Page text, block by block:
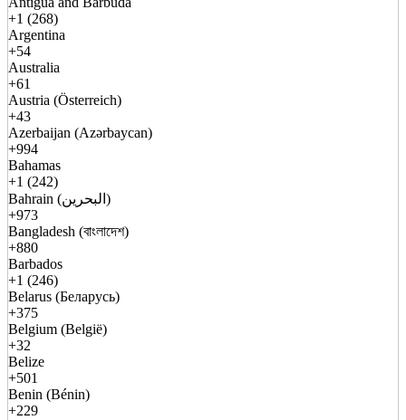
+1 (268)
Argentina
+54
Australia
+61
Austria (Österreich)
+43
Azerbaijan (Azərbaycan)
+994
Bahamas
+1 (242)
Bahrain (البحرين)
+973
Bangladesh (বাংলাদেশ)
+880
Barbados
+1 (246)
Belarus (Беларусь)
+375
Belgium (België)
+32
Belize
+501
Benin (Bénin)
+229